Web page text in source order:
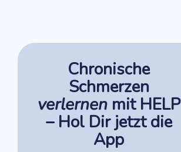
Chronische
Schmerzen
verlernen mit HELP
– Hol Dir jetzt die
App